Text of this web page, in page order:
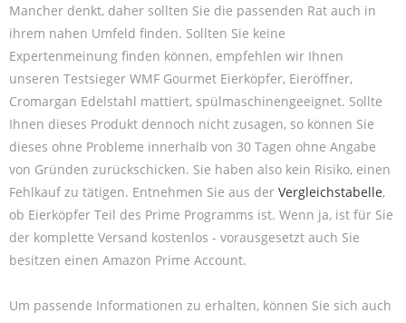
Mancher denkt, daher sollten Sie die passenden Rat auch in
ihrem nahen Umfeld finden. Sollten Sie keine
Expertenmeinung finden können, empfehlen wir Ihnen
unseren Testsieger WMF Gourmet Eierköpfer, Eieröffner,
Cromargan Edelstahl mattiert, spülmaschinengeeignet. Sollte
Ihnen dieses Produkt dennoch nicht zusagen, so können Sie
dieses ohne Probleme innerhalb von 30 Tagen ohne Angabe
von Gründen zurückschicken. Sie haben also kein Risiko, einen
Fehlkauf zu tätigen. Entnehmen Sie aus der Vergleichstabelle,
ob Eierköpfer Teil des Prime Programms ist. Wenn ja, ist für Sie
der komplette Versand kostenlos - vorausgesetzt auch Sie
besitzen einen Amazon Prime Account.
Um passende Informationen zu erhalten, können Sie sich auch